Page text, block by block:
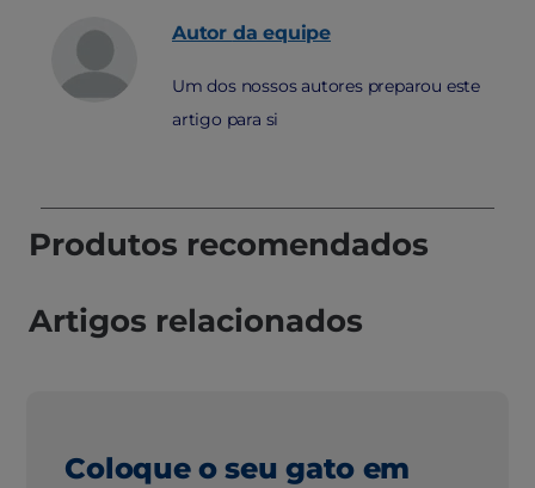
Autor da equipe
Um dos nossos autores preparou este
artigo para si
Produtos recomendados
Artigos relacionados
Coloque o seu gato em